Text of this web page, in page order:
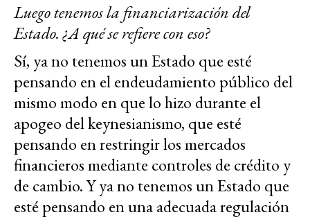
Luego tenemos la financiarización del
Estado. ¿A qué se refiere con eso?
Sí, ya no tenemos un Estado que esté
pensando en el endeudamiento público del
mismo modo en que lo hizo durante el
apogeo del keynesianismo, que esté
pensando en restringir los mercados
financieros mediante controles de crédito y
de cambio. Y ya no tenemos un Estado que
esté pensando en una adecuada regulación